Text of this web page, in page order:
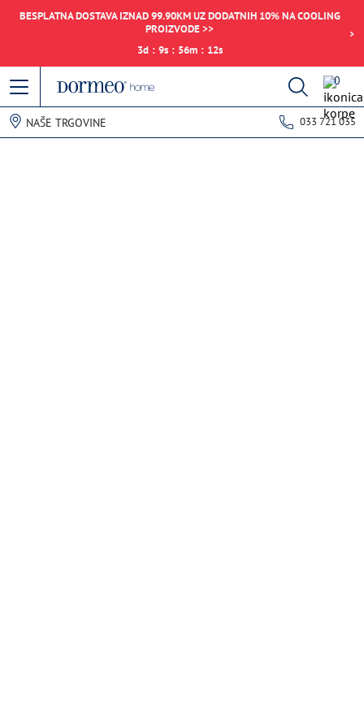
BESPLATNA DOSTAVA IZNAD 99.90KM UZ DODATNIH 10% NA COOLING
PROIZVODE >>
3d : 9s : 56m : 12s
0
NAŠE TRGOVINE 033 721 035